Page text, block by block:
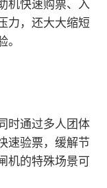
力，还大大缩短
时通过多人团体
速验票，缓解节
机的特殊场景可